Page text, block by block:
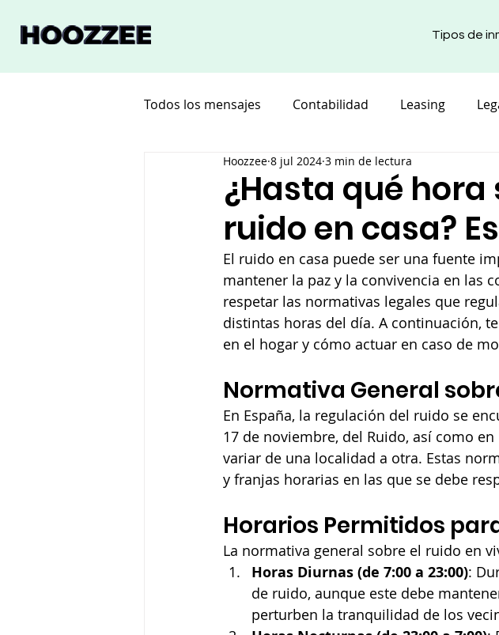
Tipos de
Todos los mensajes Contabilidad Leasing
Software Deco Vacacional
¿Hasta qué
ruido en casa?
Hoozzee 8 jul 2024 3 min de lectura
El ruido en casa puede ser una fuente
mantener la paz y la convivencia en las
respetar las normativas legales que
distintas horas del día. A continuación,
en el hogar y cómo actuar en caso de
Normativa General
En España, la regulación del ruido se
17 de noviembre, del Ruido, así como
variar de una localidad a otra. Estas
y franjas horarias en las que se debe
Horarios Permitidos
La normativa general sobre el ruido en
Horas Diurnas (de 7:00 a 23:00):
de ruido, aunque este debe
perturben la tranquilidad de los